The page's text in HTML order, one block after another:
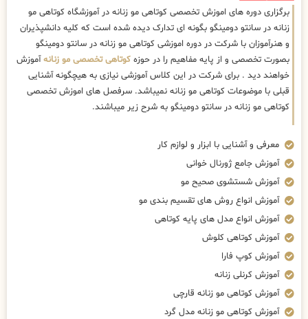
برگزاری دوره های اموزش تخصصی کوتاهی مو زنانه در آموزشگاه کوتاهی مو
زنانه در سانتو دومینگو بگونه ای تدارک دیده شده است که کلیه دانشپذیران
و هنرآموزان با شرکت در دوره اموزشی کوتاهی مو زنانه در سانتو دومینگو
بصورت تخصصی و از پایه مفاهیم را در حوزه کوتاهی تخصصی مو زنانهآموزش
خواهند دید . برای شرکت در این کلاس آموزشی نیازی به هیچگونه آشنایی
قبلی با موضوعات کوتاهی مو زنانه نمیباشد. سرفصل های اموزش تخصصی
کوتاهی مو زنانه در سانتو دومینگو به شرح زیر میباشند.
معرفی و آشنایی با ابزار و لوازم کار
آموزش جامع ژورنال خوانی
آموزش شستشوی صحیح مو
آموزش انواع روش های تقسیم بندی مو
آموزش انواع مدل های پایه کوتاهی
آموزش کوتاهی کلوش
آموزش کوپ فارا
آموزش کرنلی زنانه
آموزش کوتاهی مو زنانه قارچی
آموزش کوتاهی مو زنانه مدل گرد